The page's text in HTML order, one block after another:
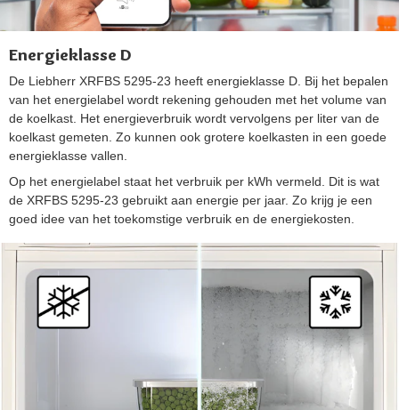
Energieklasse D
De Liebherr XRFBS 5295-23 heeft energieklasse D. Bij het bepalen
van het energielabel wordt rekening gehouden met het volume van
de koelkast. Het energieverbruik wordt vervolgens per liter van de
koelkast gemeten. Zo kunnen ook grotere koelkasten in een goede
energieklasse vallen.
Op het energielabel staat het verbruik per kWh vermeld. Dit is wat
de XRFBS 5295-23 gebruikt aan energie per jaar. Zo krijg je een
goed idee van het toekomstige verbruik en de energiekosten.